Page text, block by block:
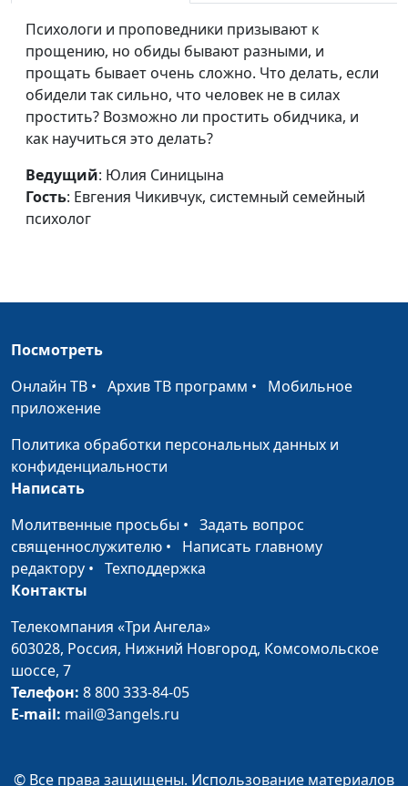
Как разобраться в своих
эмоциях?
Юлия Синицына,
Евгения Чикивчук,
системный
семейный психолог
Слышать и слушать: в
чем разница?
Юлия Синицына,
системный
семейный психолог
семейный психолог
построить и сохранить
системный
Почему ребенок не
слушается?
Юлия Синицына ,
Дети и социальные сети
(вторая часть)
Юлия Синицына,
Дети и социальные сети
(первая часть)
Юлия Синицына,
#487
последствиями
Психологи и проповедники призывают к
прощению, но обиды бывают разными, и
прощать бывает очень сложно. Что делать, если
обидели так сильно, что человек не в силах
простить? Возможно ли простить обидчика, и
как научиться это делать?
Ведущий: Юлия Синицына
Гость: Евгения Чикивчук, системный семейный
психолог
Посмотреть
Онлайн ТВ • Архив ТВ программ • Мобильное
приложение
Политика обработки персональных данных и
конфиденциальности
Написать
Молитвенные просьбы • Задать вопрос
священнослужителю • Написать главному
редактору • Техподдержка
Контакты
Телекомпания «Три Ангела»
603028, Россия, Нижний Новгород, Комсомольское
шоссе, 7
Телефон: 8 800 333-84-05
E-mail: mail@3angels.ru
© Все права защищены. Использование материалов